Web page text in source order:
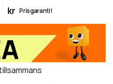
kr Prisgaranti!